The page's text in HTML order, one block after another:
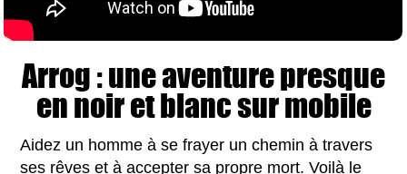
Arrog : une aventure presque
en noir et blanc sur mobile
Aidez un homme à se frayer un chemin à travers
ses rêves et à accepter sa propre mort. Voilà le